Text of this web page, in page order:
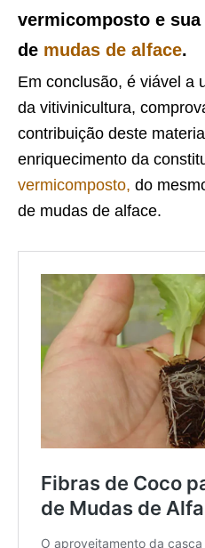
vermicomposto e
de mudas de alface.
Em conclusão, é viável a
da vitivinicultura,
contribuição deste
enriquecimento da
vermicomposto, do
de mudas de alface.